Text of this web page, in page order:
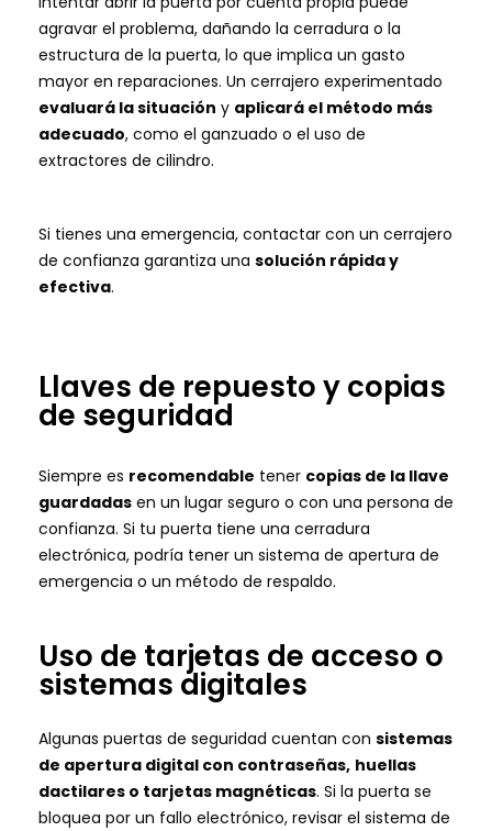
agravar el problema, dañando la cerradura o la
estructura de la puerta, lo que implica un gasto
mayor en reparaciones. Un cerrajero experimentado
evaluará la situación y aplicará el método más
adecuado, como el ganzuado o el uso de
extractores de cilindro.
Si tienes una emergencia, contactar con un cerrajero
de confianza garantiza una solución rápida y
efectiva.
Llaves de repuesto y copias
de seguridad
Siempre es recomendable tener copias de la llave
guardadas en un lugar seguro o con una persona de
confianza. Si tu puerta tiene una cerradura
electrónica, podría tener un sistema de apertura de
emergencia o un método de respaldo.
Uso de tarjetas de acceso o
sistemas digitales
Algunas puertas de seguridad cuentan con sistemas
de apertura digital con contraseñas, huellas
dactilares o tarjetas magnéticas. Si la puerta se
bloquea por un fallo electrónico, revisar el sistema de